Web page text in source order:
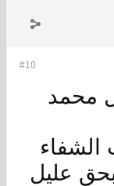
#10
محمد
الشفاء
عليل